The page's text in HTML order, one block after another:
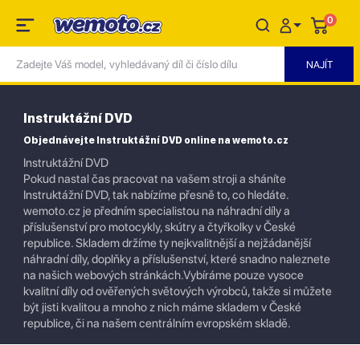
0
Instruktážní DVD
Objednávejte Instruktážní DVD online na wemoto.cz
Instruktážní DVD
Pokud nastal čas pracovat na vašem stroji a sháníte
Instruktážní DVD, tak nabízíme přesně to, co hledáte.
wemoto.cz je předním specialistou na náhradní díly a
příslušenství pro motocykly, skútry a čtyřkolky v České
republice. Skladem držíme ty nejkvalitnější a nejžádanější
náhradní díly, doplňky a příslušenství, které snadno naleznete
na našich webových stránkách.Vybíráme pouze vysoce
kvalitní díly od ověřených světových výrobců, takže si můžete
být jisti kvalitou a mnoho z nich máme skladem v České
republice, či na našem centrálním evropském skladě.